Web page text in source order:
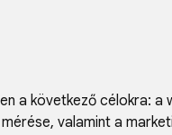
a következő célokra: a
valamint a